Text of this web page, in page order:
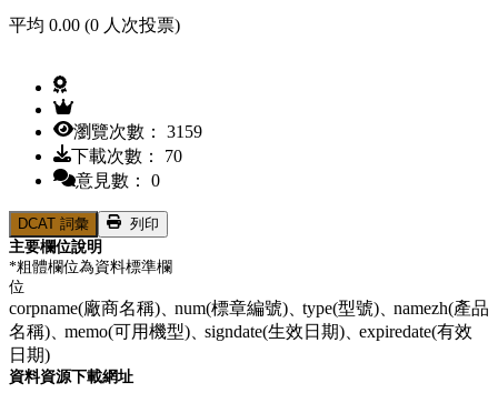
平均 0.00 (0 人次投票)
瀏覽次數： 3159
下載次數： 70
意見數： 0
DCAT 詞彙
列印
主要欄位說明
*粗體欄位為資料標準欄
位
corpname(廠商名稱)、num(標章編號)、type(型號)、namezh(產品
名稱)、memo(可用機型)、signdate(生效日期)、expiredate(有效
日期)
資料資源下載網址